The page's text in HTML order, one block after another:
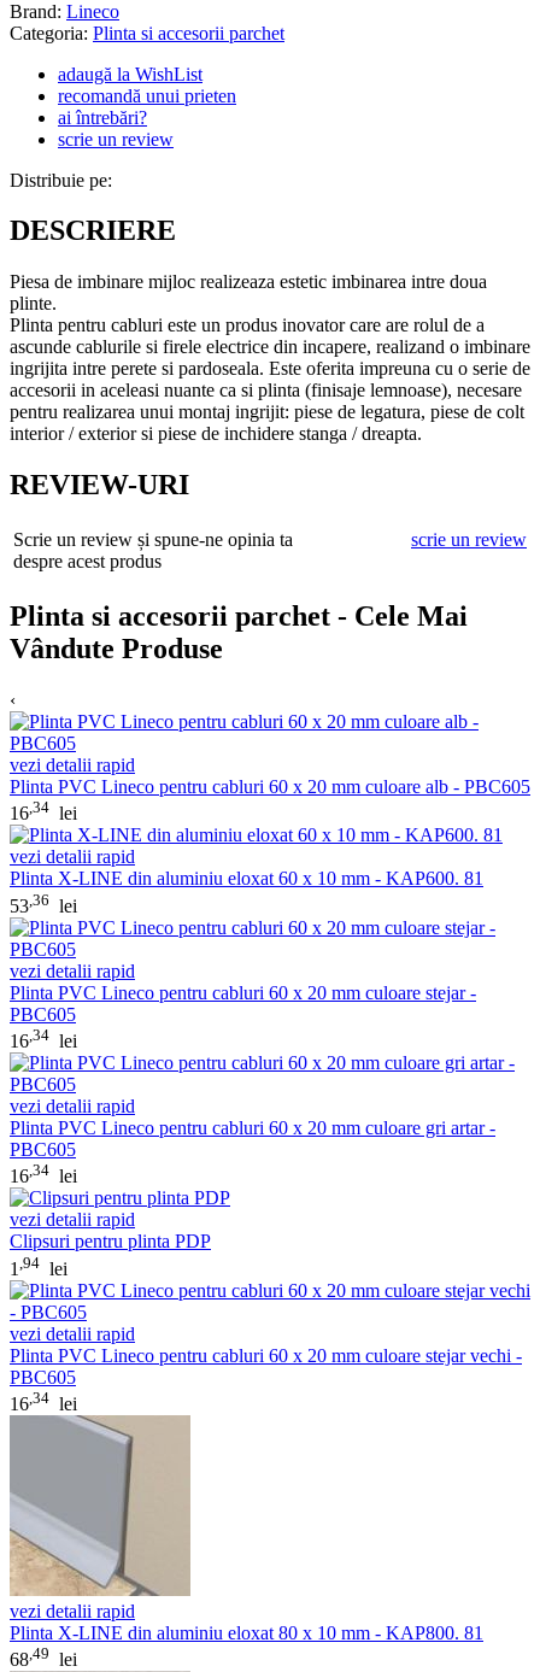
Brand: Lineco
Categoria: Plinta si accesorii parchet
adaugă la WishList
recomandă unui prieten
ai întrebări?
scrie un review
Distribuie pe:
DESCRIERE
Piesa de imbinare mijloc realizeaza estetic imbinarea intre doua
plinte.
Plinta pentru cabluri este un produs inovator care are rolul de a
ascunde cablurile si firele electrice din incapere, realizand o imbinare
ingrijita intre perete si pardoseala. Este oferita impreuna cu o serie de
accesorii in aceleasi nuante ca si plinta (finisaje lemnoase), necesare
pentru realizarea unui montaj ingrijit: piese de legatura, piese de colt
interior / exterior si piese de inchidere stanga / dreapta.
REVIEW-URI
Scrie un review și spune-ne opinia ta
despre acest produs
scrie un review
Plinta si accesorii parchet - Cele Mai
Vândute Produse
‹
vezi detalii rapid
Plinta PVC Lineco pentru cabluri 60 x 20 mm culoare alb - PBC605
16 ,34 lei
vezi detalii rapid
Plinta X-LINE din aluminiu eloxat 60 x 10 mm - KAP600. 81
53 ,36 lei
vezi detalii rapid
Plinta PVC Lineco pentru cabluri 60 x 20 mm culoare stejar -
PBC605
16 ,34 lei
vezi detalii rapid
Plinta PVC Lineco pentru cabluri 60 x 20 mm culoare gri artar -
PBC605
16 ,34 lei
vezi detalii rapid
Clipsuri pentru plinta PDP
1 ,94 lei
vezi detalii rapid
Plinta PVC Lineco pentru cabluri 60 x 20 mm culoare stejar vechi -
PBC605
16 ,34 lei
vezi detalii rapid
Plinta X-LINE din aluminiu eloxat 80 x 10 mm - KAP800. 81
68 ,49 lei